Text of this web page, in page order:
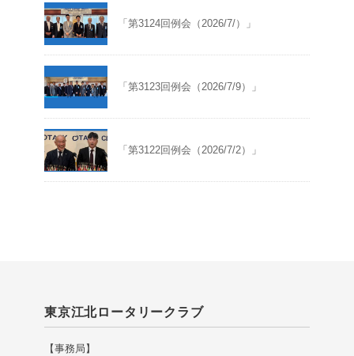
「第3124回例会（2026/7/）」
「第3123回例会（2026/7/9）」
「第3122回例会（2026/7/2）」
東京江北ロータリークラブ
【事務局】